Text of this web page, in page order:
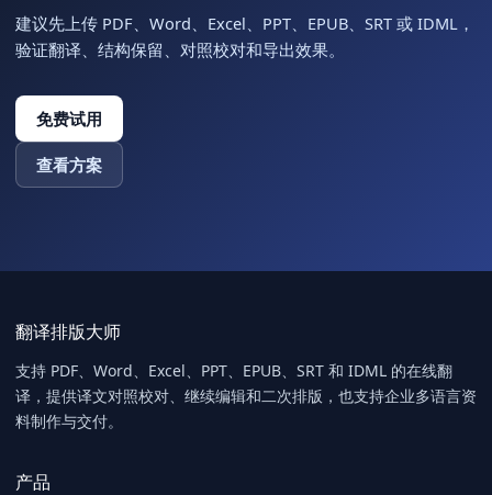
建议先上传 PDF、Word、Excel、PPT、EPUB、SRT 或 IDML，
验证翻译、结构保留、对照校对和导出效果。
免费试用
查看方案
翻译排版大师
支持 PDF、Word、Excel、PPT、EPUB、SRT 和 IDML 的在线翻
译，提供译文对照校对、继续编辑和二次排版，也支持企业多语言资
料制作与交付。
产品